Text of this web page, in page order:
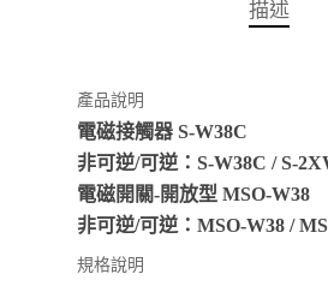
描述
產品說明
電磁接觸器 S-W38C
非可逆/可逆：S-W38C / S-
電磁開關-開放型 MSO-W38
非可逆/可逆：MSO-W38 /
規格說明